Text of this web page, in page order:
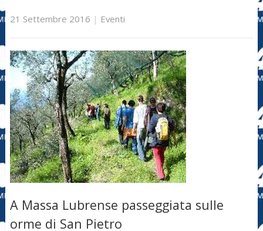
21 Settembre 2016 | Eventi
A Massa Lubrense passeggiata sulle
orme di San Pietro